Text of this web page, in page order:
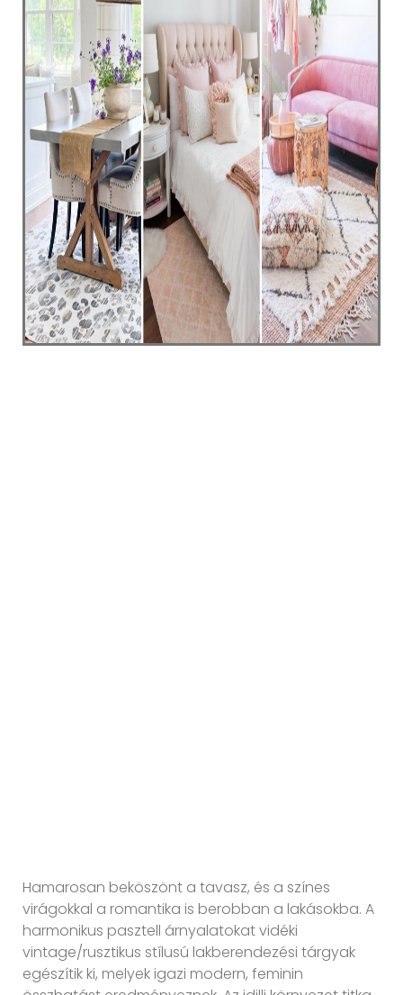
Hamarosan beköszönt a tavasz, és a színes
virágokkal a romantika is berobban a lakásokba. A
harmonikus pasztell árnyalatokat vidéki
vintage/rusztikus stílusú lakberendezési tárgyak
egészítik ki, melyek igazi modern, feminin